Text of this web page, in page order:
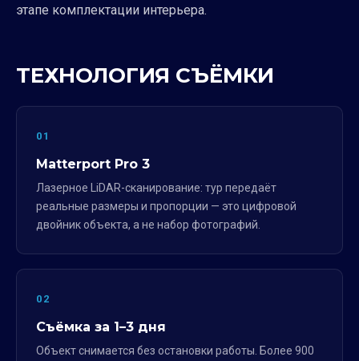
этапе комплектации интерьера.
ТЕХНОЛОГИЯ СЪЁМКИ
01
Matterport Pro 3
Лазерное LiDAR-сканирование: тур передаёт
реальные размеры и пропорции — это цифровой
двойник объекта, а не набор фотографий.
02
Съёмка за 1–3 дня
Объект снимается без остановки работы. Более 900